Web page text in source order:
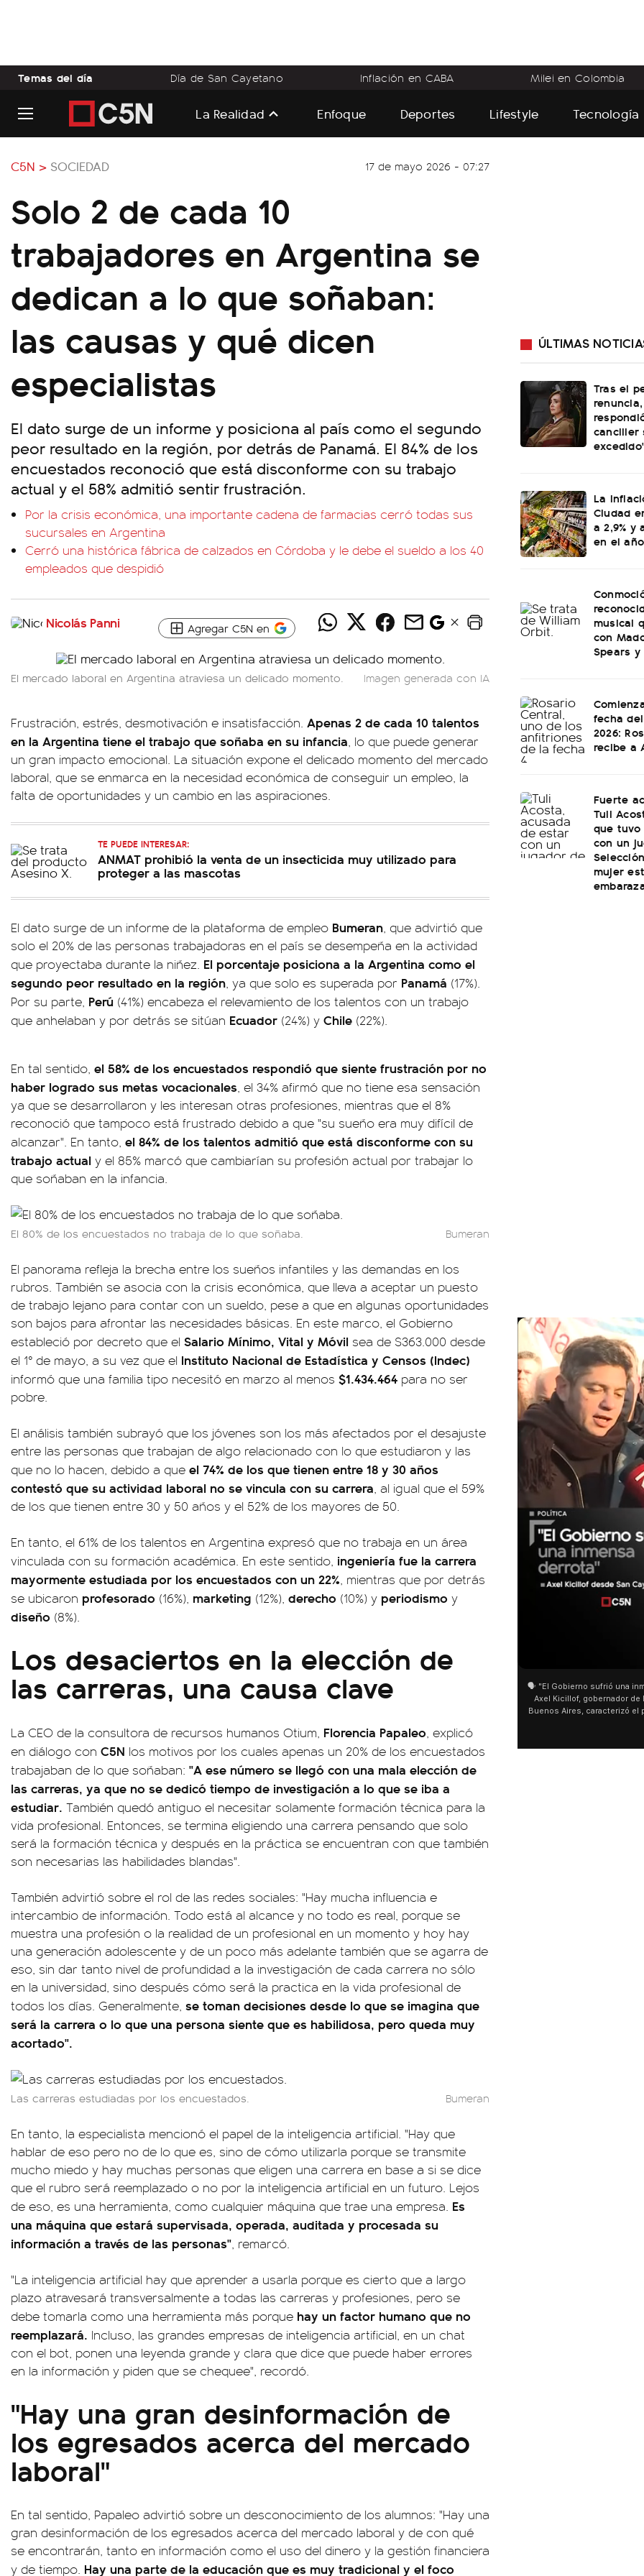
Temas del día Día de San Cayetano Inflación en CABA Milei en Colombia
La Realidad Enfoque Deportes Lifestyle Tecnología
C5N > SOCIEDAD 17 de mayo 2026 - 07:27
Solo 2 de cada 10
trabajadores en Argentina se
dedican a lo que soñaban:
las causas y qué dicen
especialistas
El dato surge de un informe y posiciona al país como el segundo
peor resultado en la región, por detrás de Panamá. El 84% de los
encuestados reconoció que está disconforme con su trabajo
actual y el 58% admitió sentir frustración.
Por la crisis económica, una importante cadena de farmacias cerró todas sus
sucursales en Argentina
Cerró una histórica fábrica de calzados en Córdoba y le debe el sueldo a los 40
empleados que despidió
Nicolás Panni Agregar C5N en
El mercado laboral en Argentina atraviesa un delicado momento. Imagen generada con IA
Frustración, estrés, desmotivación e insatisfacción. Apenas 2 de cada 10 talentos
en la Argentina tiene el trabajo que soñaba en su infancia, lo que puede generar
un gran impacto emocional. La situación expone el delicado momento del mercado
laboral, que se enmarca en la necesidad económica de conseguir un empleo, la
falta de oportunidades y un cambio en las aspiraciones.
TE PUEDE INTERESAR:
ANMAT prohibió la venta de un insecticida muy utilizado para
proteger a las mascotas
El dato surge de un informe de la plataforma de empleo Bumeran, que advirtió que
solo el 20% de las personas trabajadoras en el país se desempeña en la actividad
que proyectaba durante la niñez. El porcentaje posiciona a la Argentina como el
segundo peor resultado en la región, ya que solo es superada por Panamá (17%).
Por su parte, Perú (41%) encabeza el relevamiento de los talentos con un trabajo
que anhelaban y por detrás se sitúan Ecuador (24%) y Chile (22%).
En tal sentido, el 58% de los encuestados respondió que siente frustración por no
haber logrado sus metas vocacionales, el 34% afirmó que no tiene esa sensación
ya que se desarrollaron y les interesan otras profesiones, mientras que el 8%
reconoció que tampoco está frustrado debido a que "su sueño era muy difícil de
alcanzar". En tanto, el 84% de los talentos admitió que está disconforme con su
trabajo actual y el 85% marcó que cambiarían su profesión actual por trabajar lo
que soñaban en la infancia.
El 80% de los encuestados no trabaja de lo que soñaba. Bumeran
El panorama refleja la brecha entre los sueños infantiles y las demandas en los
rubros. También se asocia con la crisis económica, que lleva a aceptar un puesto
de trabajo lejano para contar con un sueldo, pese a que en algunas oportunidades
son bajos para afrontar las necesidades básicas. En este marco, el Gobierno
estableció por decreto que el Salario Mínimo, Vital y Móvil sea de $363.000 desde
el 1° de mayo, a su vez que el Instituto Nacional de Estadística y Censos (Indec)
informó que una familia tipo necesitó en marzo al menos $1.434.464 para no ser
pobre.
El análisis también subrayó que los jóvenes son los más afectados por el desajuste
entre las personas que trabajan de algo relacionado con lo que estudiaron y las
que no lo hacen, debido a que el 74% de los que tienen entre 18 y 30 años
contestó que su actividad laboral no se vincula con su carrera, al igual que el 59%
de los que tienen entre 30 y 50 años y el 52% de los mayores de 50.
En tanto, el 61% de los talentos en Argentina expresó que no trabaja en un área
vinculada con su formación académica. En este sentido, ingeniería fue la carrera
mayormente estudiada por los encuestados con un 22%, mientras que por detrás
se ubicaron profesorado (16%), marketing (12%), derecho (10%) y periodismo y
diseño (8%).
Los desaciertos en la elección de
las carreras, una causa clave
La CEO de la consultora de recursos humanos Otium, Florencia Papaleo, explicó
en diálogo con C5N los motivos por los cuales apenas un 20% de los encuestados
trabajaban de lo que soñaban: "A ese número se llegó con una mala elección de
las carreras, ya que no se dedicó tiempo de investigación a lo que se iba a
estudiar. También quedó antiguo el necesitar solamente formación técnica para la
vida profesional. Entonces, se termina eligiendo una carrera pensando que solo
será la formación técnica y después en la práctica se encuentran con que también
son necesarias las habilidades blandas".
También advirtió sobre el rol de las redes sociales: "Hay mucha influencia e
intercambio de información. Todo está al alcance y no todo es real, porque se
muestra una profesión o la realidad de un profesional en un momento y hoy hay
una generación adolescente y de un poco más adelante también que se agarra de
eso, sin dar tanto nivel de profundidad a la investigación de cada carrera no sólo
en la universidad, sino después cómo será la practica en la vida profesional de
todos los días. Generalmente, se toman decisiones desde lo que se imagina que
será la carrera o lo que una persona siente que es habilidosa, pero queda muy
acortado".
Las carreras estudiadas por los encuestados. Bumeran
En tanto, la especialista mencionó el papel de la inteligencia artificial. "Hay que
hablar de eso pero no de lo que es, sino de cómo utilizarla porque se transmite
mucho miedo y hay muchas personas que eligen una carrera en base a si se dice
que el rubro será reemplazado o no por la inteligencia artificial en un futuro. Lejos
de eso, es una herramienta, como cualquier máquina que trae una empresa. Es
una máquina que estará supervisada, operada, auditada y procesada su
información a través de las personas", remarcó.
"La inteligencia artificial hay que aprender a usarla porque es cierto que a largo
plazo atravesará transversalmente a todas las carreras y profesiones, pero se
debe tomarla como una herramienta más porque hay un factor humano que no
reemplazará. Incluso, las grandes empresas de inteligencia artificial, en un chat
con el bot, ponen una leyenda grande y clara que dice que puede haber errores
en la información y piden que se chequee", recordó.
"Hay una gran desinformación de
los egresados acerca del mercado
laboral"
En tal sentido, Papaleo advirtió sobre un desconocimiento de los alumnos: "Hay una
gran desinformación de los egresados acerca del mercado laboral y de con qué
se encontrarán, tanto en información como el uso del dinero y la gestión financiera
y de tiempo. Hay una parte de la educación que es muy tradicional y el foco
ÚLTIMAS
Tras el
canciller
La
Ciudad
a 2,9% y
en el año
musical
con
Spears y
fecha
2026:
recibe a
Fuerte
Tuli
que tuvo
con un
mujer
🗣️ "El Gobierno sufrió una
Axel Kicillof, gobernador de
Buenos Aires, caracterizó el
como "una lista sábana con
y destacó "la movilización